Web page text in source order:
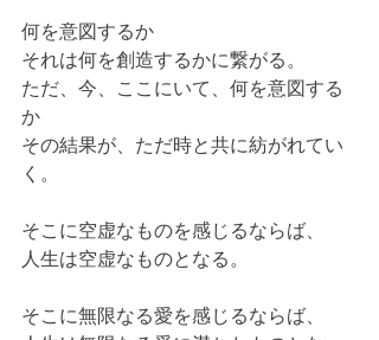
何を意図するか
それは何を創造するかに繋がる。
ただ、今、ここにいて、何を意図する
か
その結果が、ただ時と共に紡がれてい
く。
そこに空虚なものを感じるならば、
人生は空虚なものとなる。
そこに無限なる愛を感じるならば、